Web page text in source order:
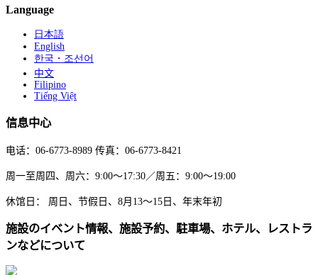
Language
日本語
English
한국・조선어
中文
Filipino
Tiếng Việt
信息中心
电话：06-6773-8989 传真：06-6773-8421
周一至周四、周六：9:00～17:30／周五：9:00～19:00
休馆日： 周日、节假日、8月13～15日、年末年初
施設のイベント情報、施設予約、駐車場、ホテル、レストラ
ンなどについて